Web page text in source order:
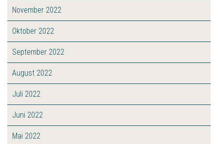
November 2022
Oktober 2022
September 2022
August 2022
Juli 2022
Juni 2022
Mai 2022